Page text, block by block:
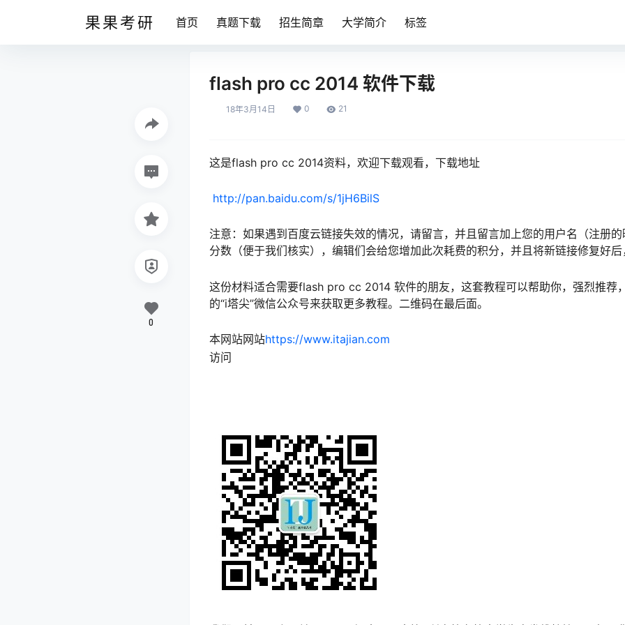
果果考研 首页 真题下载 招生简章 大学简介 标签
flash pro cc 2014 软件下载
18年3月14日 0 21
这是flash pro cc 2014资料，欢迎下载观看，下载地址
http://pan.baidu.com/s/1jH6BilS
注意：如果遇到百度云链接失效的情况，请留言，并且留言加上您的用户名（注册
分数（便于我们核实），编辑们会给您增加此次耗费的积分，并且将新链接修复好
这份材料适合需要flash pro cc 2014 软件的朋友，这套教程可以帮助你，强烈推荐
的“i塔尖”微信公众号来获取更多教程。二维码在最后面。
本网站网站https://www.itajian.com
访问
0